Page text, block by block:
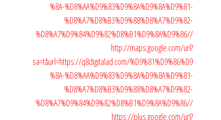
%8A-%D8%AA%D9%83%D9%8A%D9%8A%D9%81-
%D8%A7%D8%B3%D9%88%D8%A7%D9%82-
%D8%A7%D9%84%D9%82%D8%B1%D9%8A%D9%86//
http://maps.google.com/url?
sa=t&url=https://q8digitalad.com/%D9%81%D9%86%D9
%8A-%D8%AA%D9%83%D9%8A%D9%8A%D9%81-
%D8%A7%D8%B3%D9%88%D8%A7%D9%82-
%D8%A7%D9%84%D9%82%D8%B1%D9%8A%D9%86//
https://plus.google.com/url?